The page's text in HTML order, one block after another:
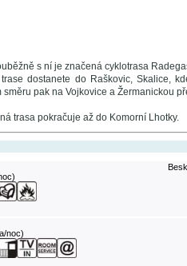
s ní je značená cyklotrasa
dostanete do Raškovic, Skalice,
pak na Vojkovice a Žermanickou
trasa pokračuje až do Komorní Lhotky.
noc)